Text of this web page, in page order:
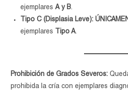
ejemplaresA y B.
Tipo C (Displasia Leve):
ejemplares
Tipo A.
Prohibición de Grados Severos:
prohibida la cría con ejemplares